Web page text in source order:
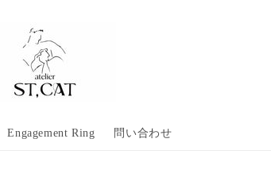
Engagement Ring 問い合わせ